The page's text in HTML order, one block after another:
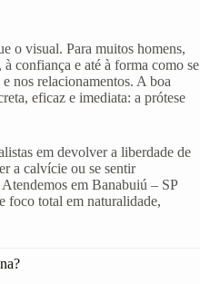
o visual. Para muitos homens,
confiança e até à forma como se
nos relacionamentos. A boa
eficaz e imediata: a prótese
em devolver a liberdade de
a calvície ou se sentir
em Banabuiú – SP
foco total em naturalidade,